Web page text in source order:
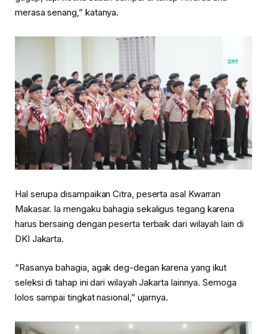
merasa senang,” katanya.
Hal serupa disampaikan Citra, peserta asal Kwarran
Makasar. Ia mengaku bahagia sekaligus tegang karena
harus bersaing dengan peserta terbaik dari wilayah lain di
DKI Jakarta.
“Rasanya bahagia, agak deg-degan karena yang ikut
seleksi di tahap ini dari wilayah Jakarta lainnya. Semoga
lolos sampai tingkat nasional,” ujarnya.